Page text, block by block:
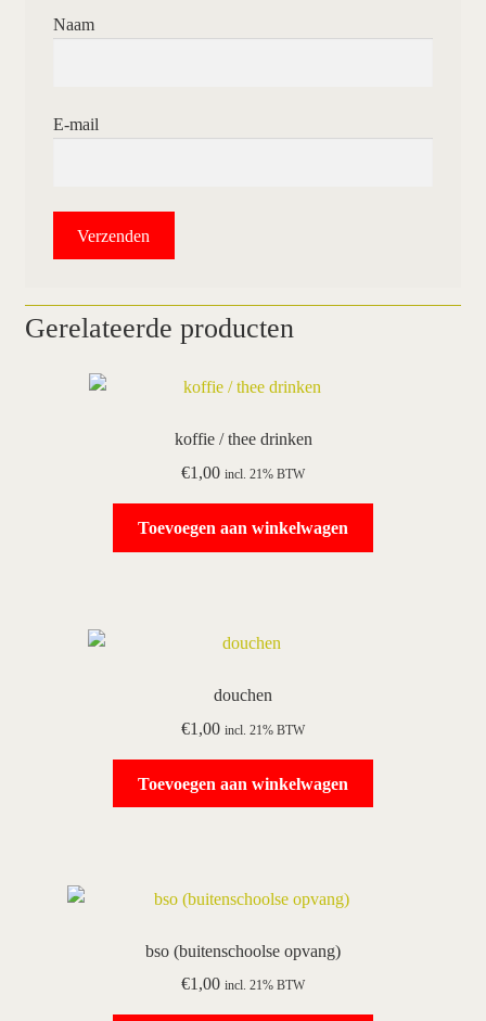
Naam
E-mail
Gerelateerde producten
koffie / thee drinken
€1,00 incl. 21% BTW
Toevoegen aan winkelwagen
douchen
€1,00 incl. 21% BTW
Toevoegen aan winkelwagen
bso (buitenschoolse opvang)
€1,00 incl. 21% BTW